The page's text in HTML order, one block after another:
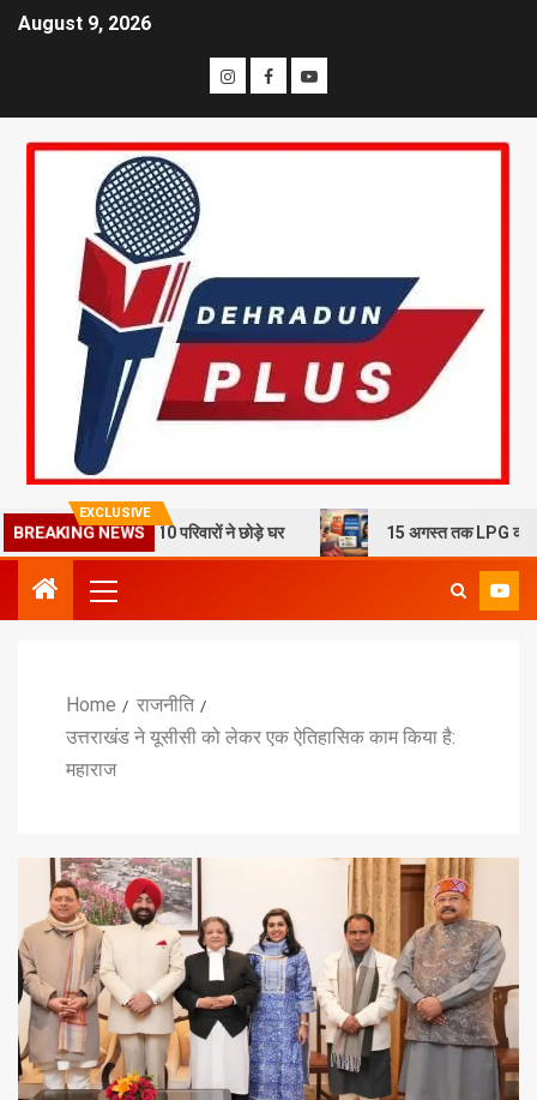
August 9, 2026
EXCLUSIVE
BREAKING NEWS
से दहशत, 10 परिवारों ने छोड़े घर 15 अगस्त तक LPG कनेक्शन की e-
Home
राजनीति
उत्तराखंड ने यूसीसी को लेकर एक ऐतिहासिक काम किया है:
महाराज